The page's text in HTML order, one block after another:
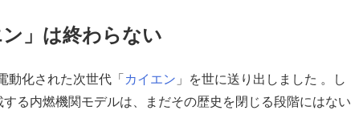
」は終わらない
動化された次世代「 カイエン 」を世に送り出しました 。し
る内燃機関モデルは、まだその歴史を閉じる段階にはない